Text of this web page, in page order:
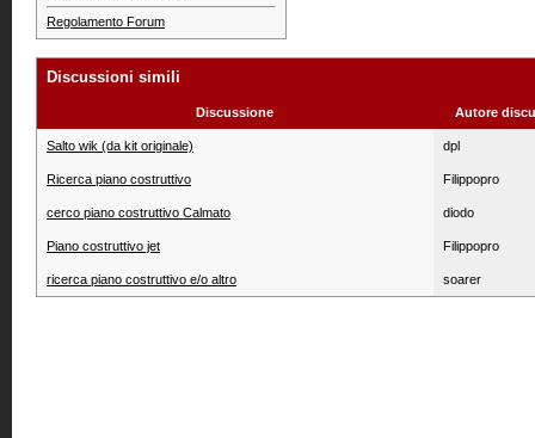
Regolamento Forum
Discussioni simili
Discussione Autore
Salto wik (da kit originale) dpl
Ricerca piano costruttivo Filippopro
cerco piano costruttivo Calmato diodo
Piano costruttivo jet Filippopro
ricerca piano costruttivo e/o altro soarer